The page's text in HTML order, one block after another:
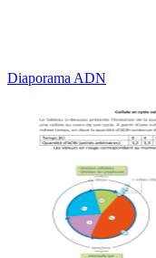
Diaporama ADN